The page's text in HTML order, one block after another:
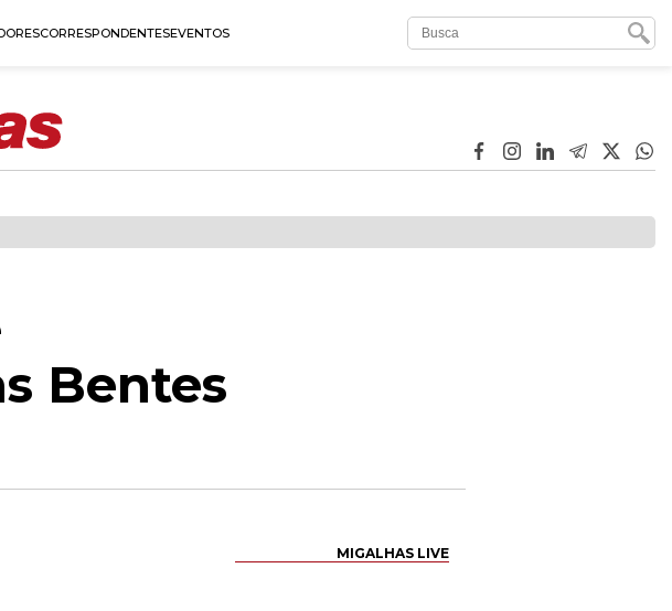
CORRESPONDENTESEVENTOS
Bentes
MIGALHAS LIVE